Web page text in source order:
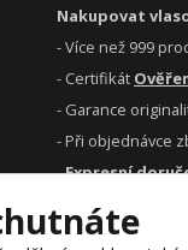
Nakupovat
- Více než 999
- Certifikát
- Garance
- Při objednávce
-Expresní
Profesionální